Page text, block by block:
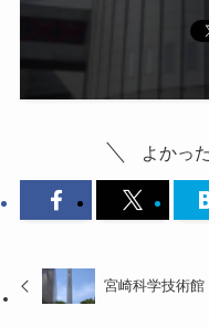
よかっ
宮崎科学技術館